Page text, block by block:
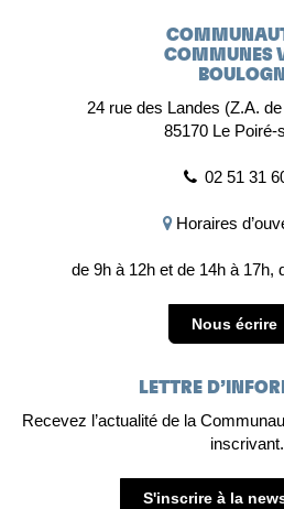
COMMUNES
24 rue des Landes (Z.A.
85170 Le Poiré-
02 51 31
Horaires
de 9h à 12h et de 14h à 17h,
Nous écrire
LETTRE
Recevez l’actualité de la
inscrivant.
S'inscrire à la